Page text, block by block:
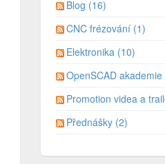
Blog (16)
CNC frézování (1)
Elektronika (10)
OpenSCAD akademie
Promotion videa a
Přednášky (2)